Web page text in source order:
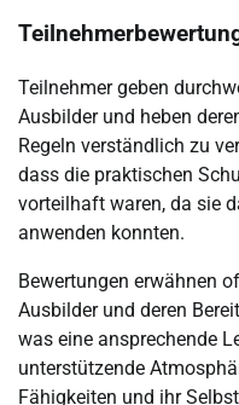
Teilnehmer geben
Ausbilder und heben
Regeln verständlich zu
dass die praktischen
vorteilhaft waren, da sie
anwenden konnten.
Bewertungen erwähnen
Ausbilder und deren
was eine ansprechende
unterstützende
Fähigkeiten und ihr